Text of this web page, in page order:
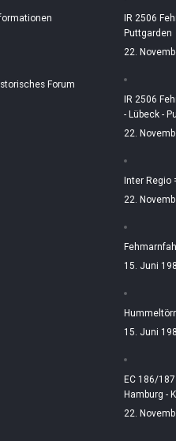
Forum
IR 2506
Puttgarden
22.
IR 2506
- Lübeck -
22.
Inter Regio
22.
15. Juni
15. Juni
EC 186/
Hamburg -
22.